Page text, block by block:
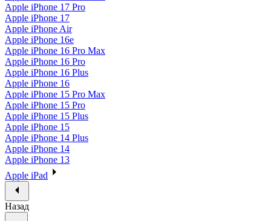
Apple iPhone 17 Pro
Apple iPhone 17
Apple iPhone Air
Apple iPhone 16e
Apple iPhone 16 Pro Max
Apple iPhone 16 Pro
Apple iPhone 16 Plus
Apple iPhone 16
Apple iPhone 15 Pro Max
Apple iPhone 15 Pro
Apple iPhone 15 Plus
Apple iPhone 15
Apple iPhone 14 Plus
Apple iPhone 14
Apple iPhone 13
Apple iPad
Назад